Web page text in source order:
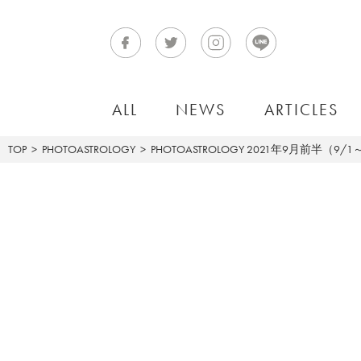
ALL NEWS ARTICLES
TOP PHOTOASTROLOGY PHOTOASTROLOGY 2021年9月前半（9/1